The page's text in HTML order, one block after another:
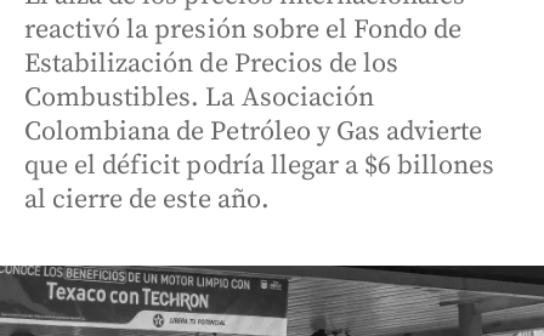
reactivó la presión sobre el Fondo de
Estabilización de Precios de los
Combustibles. La Asociación
Colombiana de Petróleo y Gas advierte
que el déficit podría llegar a $6 billones
al cierre de este año.